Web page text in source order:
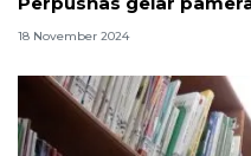
18 November 2024